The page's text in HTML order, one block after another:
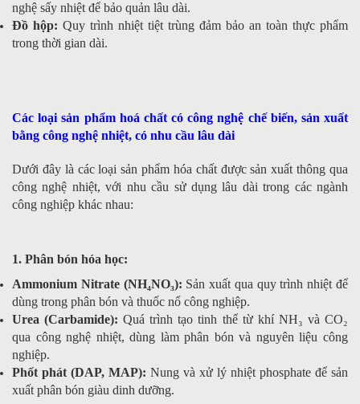
nghệ sấy nhiệt để bảo quản lâu dài.
Đồ hộp: Quy trình nhiệt tiệt trùng đảm bảo an toàn thực phẩm
trong thời gian dài.
Các loại sản phẩm hoá chất có công nghệ chế biến, sản xuất
bằng công nghệ nhiệt, có nhu cầu lâu dài
Dưới đây là các loại sản phẩm hóa chất được sản xuất thông qua
công nghệ nhiệt, với nhu cầu sử dụng lâu dài trong các ngành
công nghiệp khác nhau:
1. Phân bón hóa học:
Ammonium Nitrate (NH₄NO₃): Sản xuất qua quy trình nhiệt để
dùng trong phân bón và thuốc nổ công nghiệp.
Urea (Carbamide): Quá trình tạo tinh thể từ khí NH₃ và CO₂
qua công nghệ nhiệt, dùng làm phân bón và nguyên liệu công
nghiệp.
Phốt phát (DAP, MAP): Nung và xử lý nhiệt phosphate để sản
xuất phân bón giàu dinh dưỡng.